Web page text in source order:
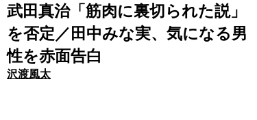
武田真治「筋肉に裏切られた説」
を否定／田中みな実、気になる男
性を赤面告白
沢渡風太